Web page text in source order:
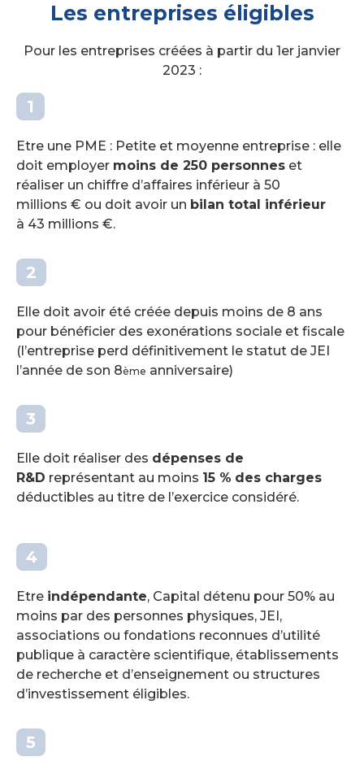
Les entreprises éligibles
Pour les entreprises créées à partir du 1er janvier
2023 :
Etre une PME : Petite et moyenne entreprise : elle
doit employer moins de 250 personnes et
réaliser un chiffre d’affaires inférieur à 50
millions € ou doit avoir un bilan total inférieur
à 43 millions €.
Elle doit avoir été créée depuis moins de 8 ans
pour bénéficier des exonérations sociale et fiscale
(l’entreprise perd définitivement le statut de JEI
l’année de son 8ème anniversaire)
Elle doit réaliser des dépenses de
R&D représentant au moins 15 % des charges
déductibles au titre de l’exercice considéré.
Etre indépendante, Capital détenu pour 50% au
moins par des personnes physiques, JEI,
associations ou fondations reconnues d’utilité
publique à caractère scientifique, établissements
de recherche et d’enseignement ou structures
d’investissement éligibles.